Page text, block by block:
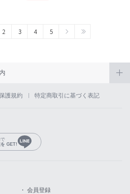
2 3 4 5
護規約 特定商取引に基づく表記
GET!
・ 会員登録